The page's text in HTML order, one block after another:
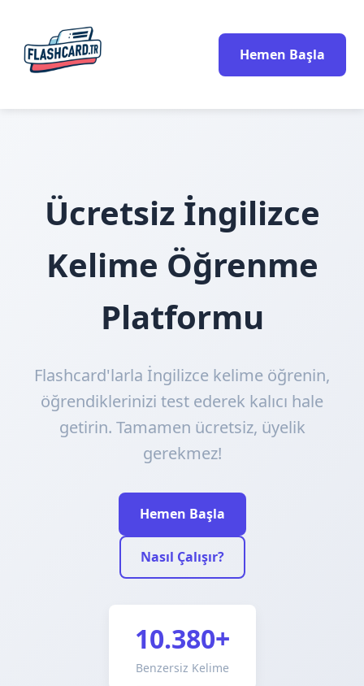
Hemen Başla
Ücretsiz İngilizce
Kelime Öğrenme
Platformu
Flashcard'larla İngilizce kelime öğrenin,
öğrendiklerinizi test ederek kalıcı hale
getirin. Tamamen ücretsiz, üyelik
gerekmez!
Hemen Başla
Nasıl Çalışır?
10.380+
Benzersiz Kelime